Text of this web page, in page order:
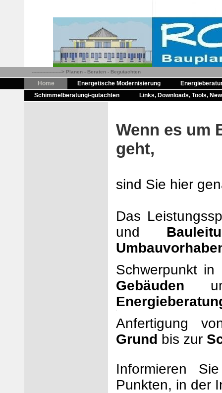
--------------------> Planen - Beraten - Begutachten
Home Energetische Modernisierung
Schimmelberatung/-gutachten
Links, Downloads, Tools,
Wenn es um
geht,
sind Sie hier
Das
und
Schwerpunkt
Gebäuden
i
Anfertigung
Grund bis zur
Informieren
Punkten, in der